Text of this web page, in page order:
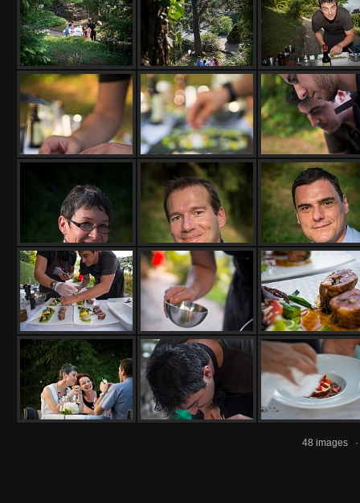
48 images